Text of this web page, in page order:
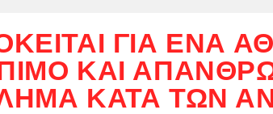
ΓΙΑ ΈΝΑ
ΚΑΙ
ΚΑΤΆ ΤΩΝ